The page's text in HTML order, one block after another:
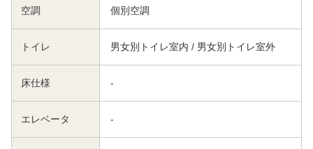
空調 個別空調
トイレ 男女別トイレ室内 / 男女別トイレ室外
床仕様 -
エレベータ -